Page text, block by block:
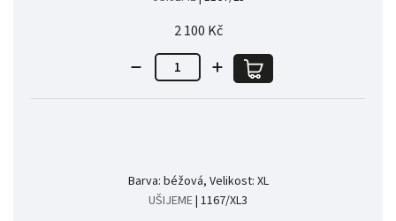
2 100 Kč
Barva: béžová, Velikost: XL
UŠIJEME| 1167/XL3